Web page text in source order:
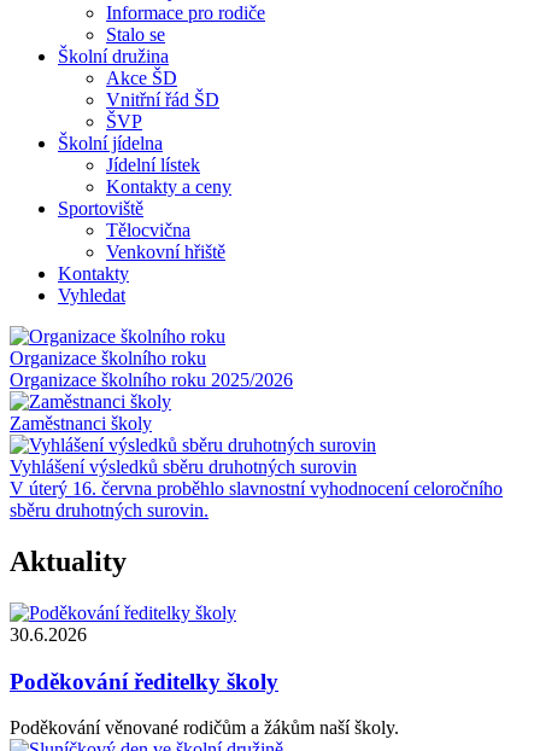
Informace pro rodiče
Stalo se
Školní družina
Akce ŠD
Vnitřní řád ŠD
ŠVP
Školní jídelna
Jídelní lístek
Kontakty a ceny
Sportoviště
Tělocvična
Venkovní hřiště
Kontakty
Vyhledat
Organizace školního roku
Organizace školního roku 2025/2026
Zaměstnanci školy
Vyhlášení výsledků sběru druhotných surovin
V úterý 16. června proběhlo slavnostní vyhodnocení celoročního
sběru druhotných surovin.
Aktuality
30.6.2026
Poděkování ředitelky školy
Poděkování věnované rodičům a žákům naší školy.